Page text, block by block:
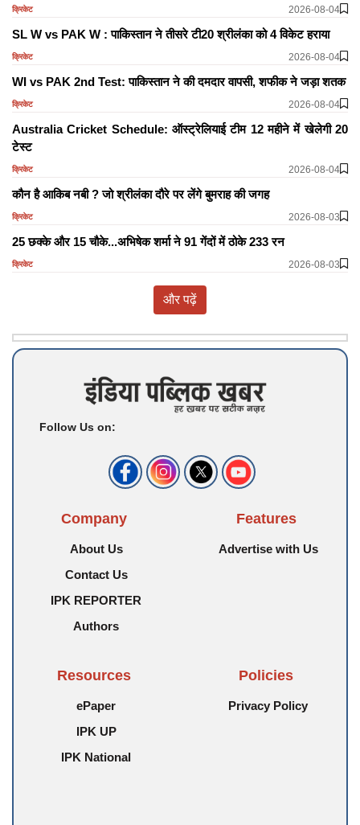
क्रिकेट 2026-08-04
SL W vs PAK W : पाकिस्तान ने तीसरे टी20 श्रीलंका को 4 विकेट हराया
क्रिकेट 2026-08-04
WI vs PAK 2nd Test: पाकिस्तान ने की दमदार वापसी, शफीक ने जड़ा शतक
क्रिकेट 2026-08-04
Australia Cricket Schedule: ऑस्ट्रेलियाई टीम 12 महीने में खेलेगी 20
टेस्ट
क्रिकेट 2026-08-04
कौन है आकिब नबी ? जो श्रीलंका दौरे पर लेंगे बुमराह की जगह
क्रिकेट 2026-08-03
25 छक्के और 15 चौके...अभिषेक शर्मा ने 91 गेंदों में ठोके 233 रन
क्रिकेट 2026-08-03
और पढ़ें
Follow Us on:
Company
About Us
Contact Us
IPK REPORTER
Authors
Features
Advertise with Us
Resources
ePaper
IPK UP
IPK National
Policies
Privacy Policy